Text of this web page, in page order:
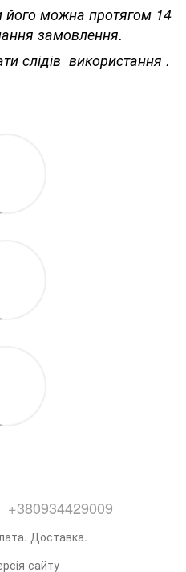
його можна протягом 14
замовлення.
слідів використання .
+380934429009
Доставка.
сайту